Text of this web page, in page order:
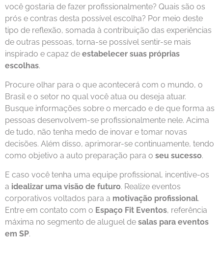
você gostaria de fazer profissionalmente? Quais são os
prós e contras desta possível escolha? Por meio deste
tipo de reflexão, somada à contribuição das experiências
de outras pessoas, torna-se possível sentir-se mais
inspirado e capaz de estabelecer suas próprias
escolhas.
Procure olhar para o que acontecerá com o mundo, o
Brasil e o setor no qual você atua ou deseja atuar.
Busque informações sobre o mercado e de que forma as
pessoas desenvolvem-se profissionalmente nele. Acima
de tudo, não tenha medo de inovar e tomar novas
decisões. Além disso, aprimorar-se continuamente, tendo
como objetivo a auto preparação para o seu sucesso.
E caso você tenha uma equipe profissional, incentive-os
a idealizar uma visão de futuro. Realize eventos
corporativos voltados para a motivação profissional.
Entre em contato com o Espaço Fit Eventos, referência
máxima no segmento de aluguel de salas para eventos
em SP.